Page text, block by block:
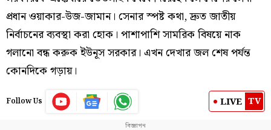
প্রধান ওয়াকার-উজ-জামান। সেনার স্পষ্ট কথা, দ্রুত জাতীয়
নির্বাচনের ব্যবস্থা করা হোক। পাশাপাশি সামরিক বিষয়ে নাক
গলানো বন্ধ করুক ইউনূস সরকার। এখন দেখার জল শেষ পর্যন্ত
কোনদিকে গড়ায়।
Follow Us LIVE TV